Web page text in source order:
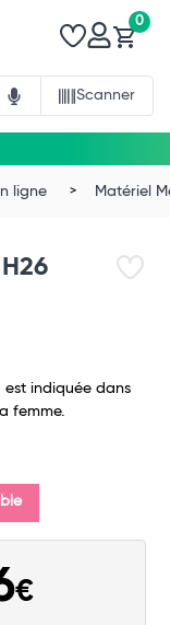
Scanner
0
ligne Matériel
est indiquée dans
femme.
€